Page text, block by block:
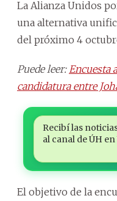
La Alianza Unidos
una alternativa
del próximo 4
Puede leer: Encuesta
candidatura entre
Recibí las
al canal de ÚH
El objetivo de la